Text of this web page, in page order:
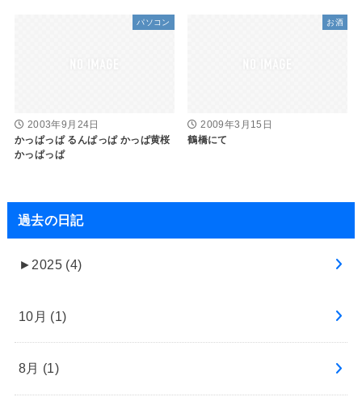
パソコン
2003年9月24日
かっぱっぱ るんぱっぱ かっぱ黄桜
かっぱっぱ
お酒
2009年3月15日
鶴橋にて
過去の日記
► 2025 (4)
10月 (1)
8月 (1)